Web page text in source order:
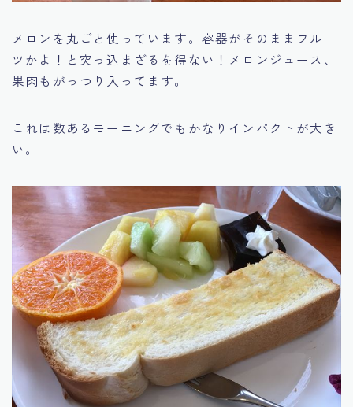
メロンを丸ごと使っています。容器がそのままフルー
ツかよ！と突っ込まざるを得ない！メロンジュース、
果肉もがっつり入ってます。
これは数あるモーニングでもかなりインパクトが大き
い。